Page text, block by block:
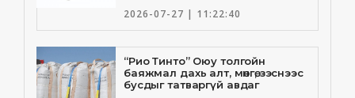
2026-07-27 | 11:22:40
“Рио Тинто” Оюу толгойн
баяжмал дахь алт, мөнгө, зэснээс
бусдыг татваргүй авдаг